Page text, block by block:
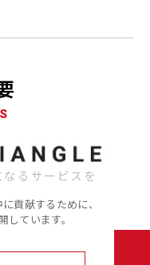
るサービスを
貢献するために、
しています。